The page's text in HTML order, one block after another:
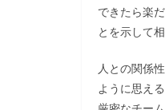
できたら楽
とを示して
人との関係
ように思え